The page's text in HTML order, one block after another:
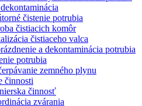
čistenie potrubia
čistiacich komôr
čistiaceho valca
a dekontaminácia potrubia
potrubia
zemného plynu
činnosti
činnosť
zvárania